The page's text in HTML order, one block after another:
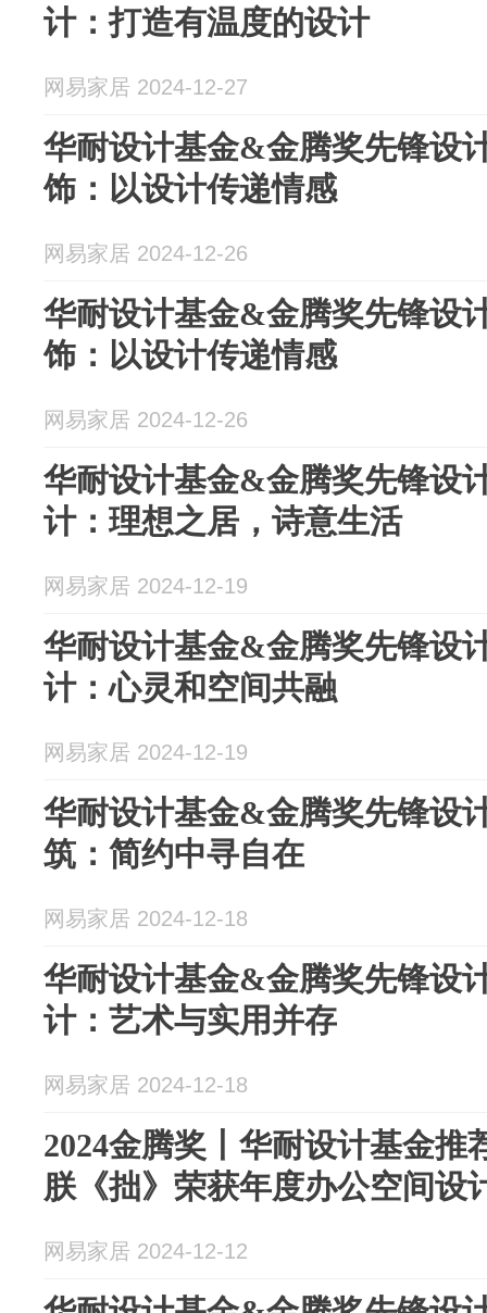
计：打造有温度的设计
网易家居 2024-12-27
华耐设计基金&金腾奖先锋设
饰：以设计传递情感
网易家居 2024-12-26
华耐设计基金&金腾奖先锋设
饰：以设计传递情感
网易家居 2024-12-26
华耐设计基金&金腾奖先锋设
计：理想之居，诗意生活
网易家居 2024-12-19
华耐设计基金&金腾奖先锋设
计：心灵和空间共融
网易家居 2024-12-19
华耐设计基金&金腾奖先锋设
筑：简约中寻自在
网易家居 2024-12-18
华耐设计基金&金腾奖先锋设
计：艺术与实用并存
网易家居 2024-12-18
2024金腾奖丨华耐设计基金
朕《拙》荣获年度办公空间设
网易家居 2024-12-12